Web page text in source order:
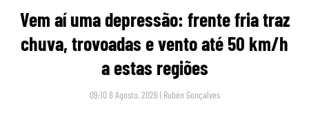
Vem aí uma depressão: frente fria traz
chuva, trovoadas e vento até 50 km/h
a estas regiões
09:10 8 Agosto, 2026 | Rubén Gonçalves